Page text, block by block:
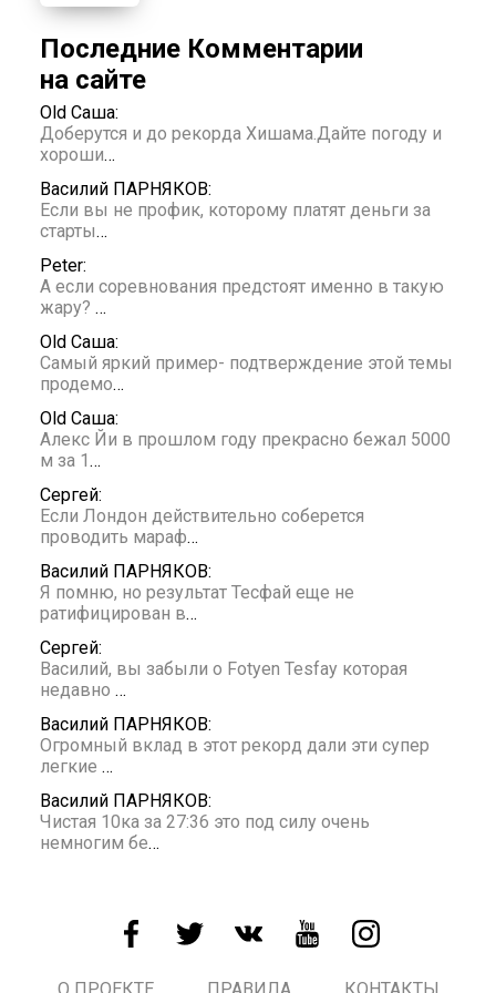
Последние Комментарии
на сайте
Old Саша:
Доберутся и до рекорда Хишама.Дайте погоду и
хороши…
Василий ПАРНЯКОВ:
Если вы не профик, которому платят деньги за
старты…
Peter:
А если соревнования предстоят именно в такую
жару? …
Old Саша:
Самый яркий пример- подтверждение этой темы
продемо…
Old Саша:
Алекс Йи в прошлом году прекрасно бежал 5000
м за 1…
Сергей:
Если Лондон действительно соберется
проводить мараф…
Василий ПАРНЯКОВ:
Я помню, но результат Тесфай еще не
ратифицирован в…
Сергей:
Василий, вы забыли о Fotyen Tesfay которая
недавно …
Василий ПАРНЯКОВ:
Огромный вклад в этот рекорд дали эти супер
легкие …
Василий ПАРНЯКОВ:
Чистая 10ка за 27:36 это под силу очень
немногим бе…